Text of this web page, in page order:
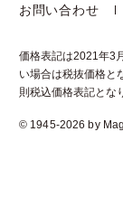
お問い合わせ
価格表記は2021年3
い場合は税抜価格と
則税込価格表記とな
© 1945-2026 by